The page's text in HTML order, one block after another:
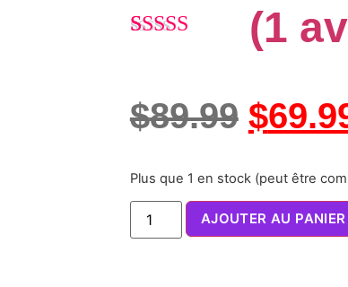
sur
notation
(1
$89.99 $
Plus que 1 en stock (peut être
AJOUTER AU PANIER